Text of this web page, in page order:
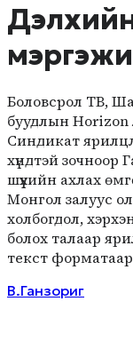
Боловсрол ТВ,
буудлын Horizon
Синдикат
хүндтэй зочноор
шүүхийн ахлах
Монгол залуус
холбогдол,
болох талаар
текст форматаар
В.Ганзориг